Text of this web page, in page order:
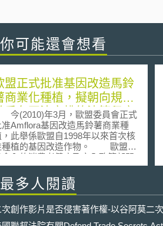
你可能還會想看
盟正式批准基因改造馬鈴
商業化種植，擬朝向規劃
尊重各國決定權的決策程序
(2010)年3月，歐盟委員會正式
准Amflora基因改造馬鈴薯商業種
，此舉係歐盟自1998年以來首次核
植的基因改造作物。 歐盟委
會內的消費者健康及安全政策部門
表John Dalli表示，經過徹底的科學
析與相關安全檢驗後，將排除與解
對於此一基因改造馬鈴薯之疑慮，
，本次所核准的範圍係Amflora馬鈴
經處理過後作為穀物飼料之用，將
最多人閱讀
次創作影片是否侵害著作權-以谷阿莫二